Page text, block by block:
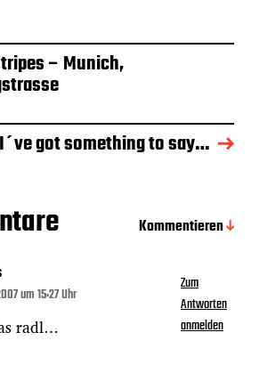
– Munich,
I´ve got something to say…
Kommentieren
um 15:27 Uhr
radl…
Zum
Antworten
anmelden